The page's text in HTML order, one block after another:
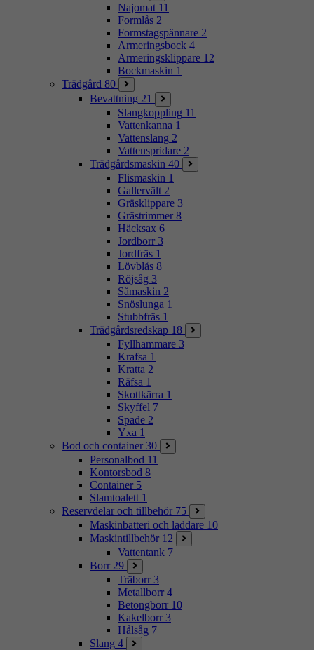
Najomat 11
Formlås 2
Formstagspännare 2
Armeringsbock 4
Armeringsklippare 12
Bockmaskin 1
Trädgård 80
Bevattning 21
Slangkoppling 11
Vattenkanna 1
Vattenslang 2
Vattenspridare 2
Trädgårdsmaskin 40
Flismaskin 1
Gallervält 2
Gräsklippare 3
Grästrimmer 8
Häcksax 6
Jordborr 3
Jordfräs 1
Lövblås 8
Röjsåg 3
Såmaskin 2
Snöslunga 1
Stubbfräs 1
Trädgårdsredskap 18
Fyllhammare 3
Krafsa 1
Kratta 2
Räfsa 1
Skottkärra 1
Skyffel 7
Spade 2
Yxa 1
Bod och container 30
Personalbod 11
Kontorsbod 8
Container 5
Slamtoalett 1
Reservdelar och tillbehör 75
Maskinbatteri och laddare 10
Maskintillbehör 12
Vattentank 7
Borr 29
Träborr 3
Metallborr 4
Betongborr 10
Kakelborr 3
Hålsåg 7
Slang 4